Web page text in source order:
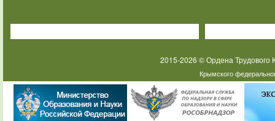
2015-2026 © Ордена
Крымского